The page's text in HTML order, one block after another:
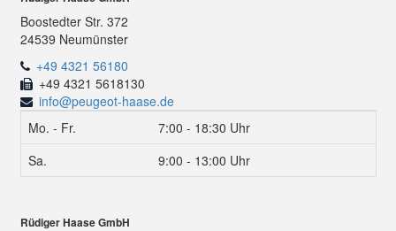
Boostedter Str. 372
24539 Neumünster
+49 4321 56180
+49 4321 5618130
info@peugeot-haase.de
Mo. - Fr.
7:00 - 18:30 Uhr
Sa.
9:00 - 13:00 Uhr
Rüdiger Haase GmbH